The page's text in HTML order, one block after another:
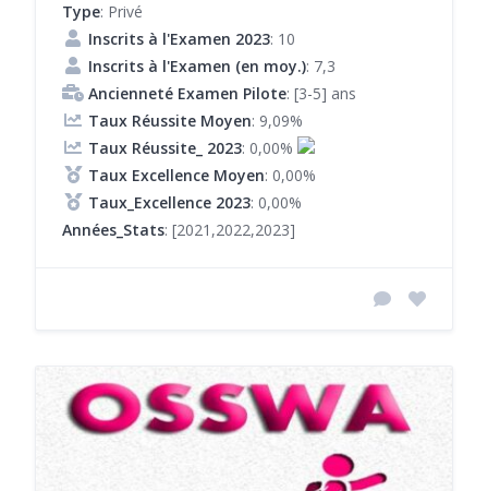
Type: Privé
Inscrits à l'Examen 2023: 10
Inscrits à l'Examen (en moy.): 7,3
Ancienneté Examen Pilote: [3-5] ans
Taux Réussite Moyen: 9,09%
Taux Réussite_ 2023: 0,00%
Taux Excellence Moyen: 0,00%
Taux_Excellence 2023: 0,00%
Années_Stats: [2021,2022,2023]